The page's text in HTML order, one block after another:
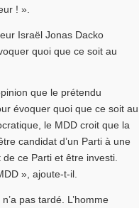
! ».
Israël Jonas Dacko
quoi que ce soit au
que le prétendu
évoquer quoi que ce soit au
le MDD croit que la
candidat d’un Parti à une
de ce Parti et être investi.
», ajoute-t-il.
pas tardé. L’homme